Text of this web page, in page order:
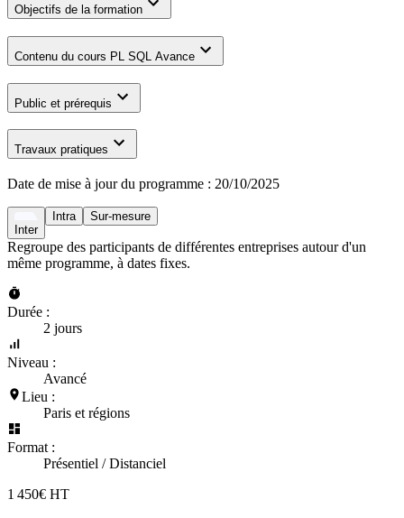
Objectifs de la formation
Contenu du cours PL SQL Avance
Public et prérequis
Travaux pratiques
Date de mise à jour du programme : 20/10/2025
Inter
Intra Sur-mesure
Regroupe des participants de différentes entreprises autour d'un
même programme, à dates fixes.
Durée :
2 jours
Niveau :
Avancé
Lieu :
Paris et régions
Format :
Présentiel / Distanciel
1 450€ HT